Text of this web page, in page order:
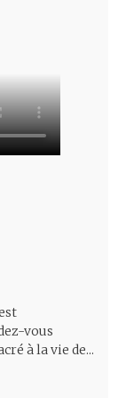
vous
à la vie de...